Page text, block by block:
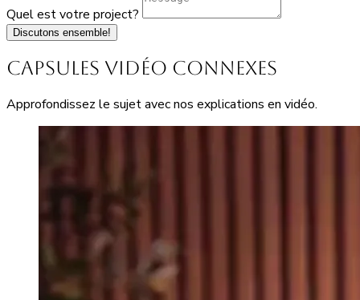
Quel est votre project?
Discutons ensemble!
Capsules vidéo connexes
Approfondissez le sujet avec nos explications en vidéo.